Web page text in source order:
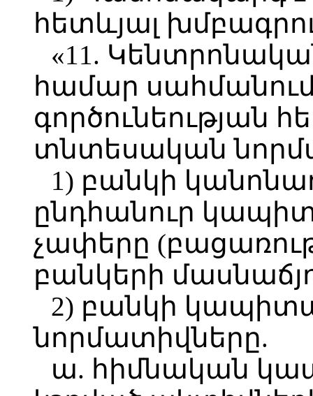
հետևյալ
«11.
համար
գործունեության
տնտեսական
1) բանկի
ընդհանուր
չափերը
բանկերի
2) բանկի
նորմատիվները.
ա. հիմնական